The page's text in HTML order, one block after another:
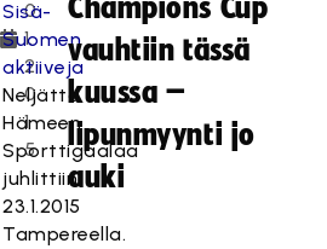
0
1.
2
0
1
5
Neljättä
Hämeen
Sporttigaalaa
juhlittiin
23.1.2015
Tampereella.
Champions Cup
vauhtiin tässä
kuussa –
lipunmyynti jo
auki